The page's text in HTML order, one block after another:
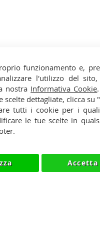
funzionamento e,
l'utilizzo del
nostra Informativa Cookie
dettagliate, clicca su
tutti i cookie per i
le tue scelte in